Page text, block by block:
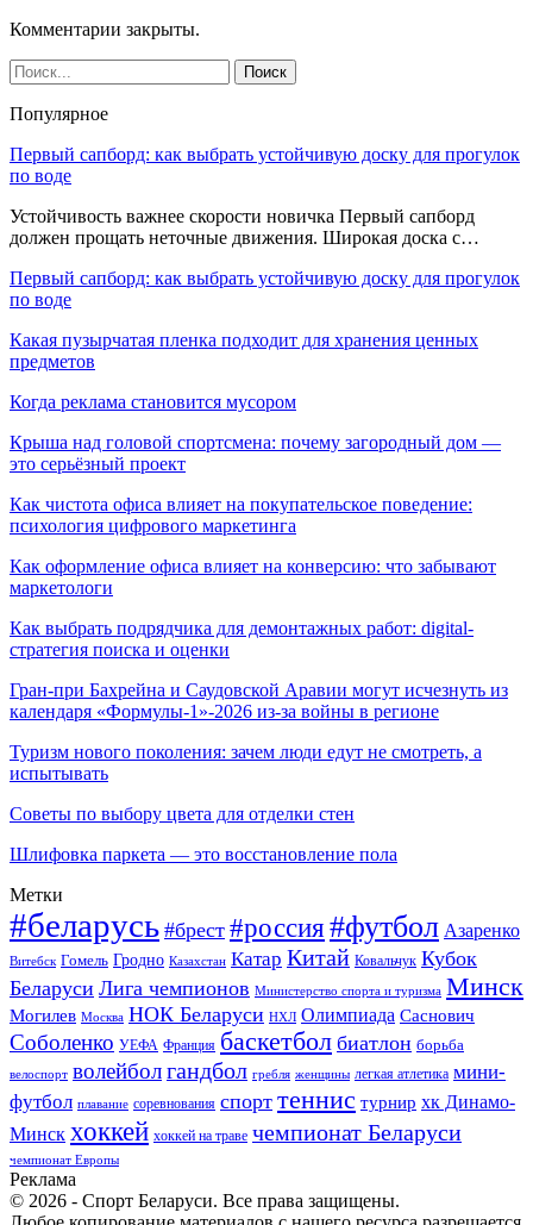
Комментарии закрыты.
Популярное
Первый сапборд: как выбрать устойчивую доску для прогулок
по воде
Устойчивость важнее скорости новичка Первый сапборд
должен прощать неточные движения. Широкая доска с…
Первый сапборд: как выбрать устойчивую доску для прогулок
по воде
Какая пузырчатая пленка подходит для хранения ценных
предметов
Когда реклама становится мусором
Крыша над головой спортсмена: почему загородный дом —
это серьёзный проект
Как чистота офиса влияет на покупательское поведение:
психология цифрового маркетинга
Как оформление офиса влияет на конверсию: что забывают
маркетологи
Как выбрать подрядчика для демонтажных работ: digital-
стратегия поиска и оценки
Гран-при Бахрейна и Саудовской Аравии могут исчезнуть из
календаря «Формулы-1»-2026 из-за войны в регионе
Туризм нового поколения: зачем люди едут не смотреть, а
испытывать
Советы по выбору цвета для отделки стен
Шлифовка паркета — это восстановление пола
Метки
#беларусь #брест #россия#футбол Азаренко
Витебск Гомель Гродно Казахстан Катар Китай Ковальчук Кубок
Беларуси Лига чемпионов Министерство спорта и туризма Минск
Могилев Москва НОК Беларуси НХЛ Олимпиада Саснович
Соболенко УЕФА Франция баскетбол биатлон борьба
велоспорт волейболгандбол гребля женщины легкая атлетика мини-
футбол плавание соревнования спорт теннис турнир хк Динамо-
Минск хоккей хоккей на траве чемпионат Беларуси
чемпионат Европы
Реклама
© 2026 - Спорт Беларуси. Все права защищены.